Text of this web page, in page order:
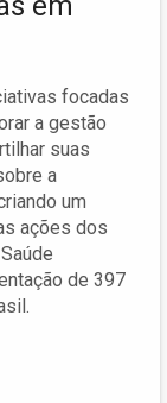
focadas
a gestão
suas
a
um
ações dos
de 397